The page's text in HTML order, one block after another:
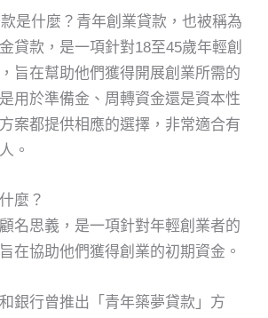
是什麼？青年創業貸款，也被稱為
貸款，是一項針對18至45歲年輕創
旨在幫助他們獲得開展創業所需的
用於準備金、周轉資金還是資本性
案都提供相應的選擇，非常適合有
。
麼？
名思義，是一項針對年輕創業者的
在協助他們獲得創業的初期資金。
銀行曾推出「青年築夢貸款」方